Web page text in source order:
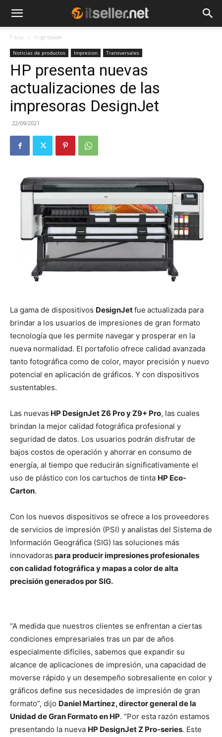
NOTICIAS
Inicio Impresion
Noticias de productos Impresion Transversales
HP presenta nuevas
actualizaciones de las
impresoras DesignJet
22/09/2021
La gama de dispositivos DesignJetfue actualizada para
brindar a los usuarios de impresiones de gran formato
tecnología que les permite navegar y prosperar en la
nueva normalidad. El portafolio ofrece calidad avanzada
tanto fotográfica como de color, mayor precisión y nuevo
potencial en aplicación de gráficos. Y con dispositivos
sustentables.
Las nuevas HP DesignJet Z6 Pro y Z9+ Pro, las cuales
brindan la mejor calidad fotográfica profesional y
seguridad de datos. Los usuarios podrán disfrutar de
bajos costos de operación y ahorrar en consumo de
energía, al tiempo que reducirán significativamente el
uso de plástico con los cartuchos de tinta HP Eco-
Carton.
Con los nuevos dispositivos se ofrece a los proveedores
de servicios de impresión (PSI) y analistas del Sistema de
Información Geográfica (SIG) las soluciones más
innovadoras para producir impresiones profesionales
con calidad fotográfica y mapas a color de alta
precisión generados por SIG.
“A medida que nuestros clientes se enfrentan a ciertas
condiciones empresariales tras un par de años
especialmente difíciles, sabemos que expandir su
alcance de aplicaciones de impresión, una capacidad de
moverse rápido y un desempeño sobresaliente en color y
gráficos define sus necesidades de impresión de gran
formato”, dijo Daniel Martínez, director general de la
Unidad de Gran Formato en HP. “Por esta razón estamos
presentando la nueva HP DesignJet Z Pro-series. Este